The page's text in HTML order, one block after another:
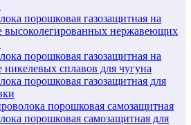
порошковая газозащитная на
высоколегированных нержавеющих
порошковая газозащитная на
никелевых сплавов для чугуна
порошковая газозащитная для
порошковая самозащитная
порошковая самозащитная для